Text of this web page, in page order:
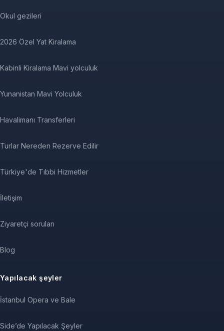
Okul gezileri
2026 Özel Yat Kiralama
Kabinli Kiralama Mavi yolculuk
Yunanistan Mavi Yolculuk
Havalimanı Transferleri
Turlar Nereden Rezerve Edilir
Türkiye'de Tıbbi Hizmetler
İletişim
Ziyaretçi soruları
Blog
Yapılacak şeyler
İstanbul Opera ve Bale
Side’de Yapılacak Şeyler